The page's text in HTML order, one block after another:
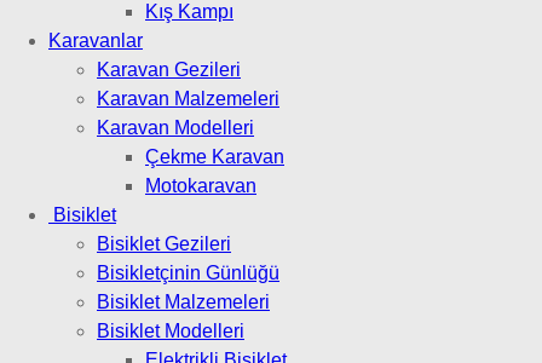
Kış Kampı
Karavanlar
Karavan Gezileri
Karavan Malzemeleri
Karavan Modelleri
Çekme Karavan
Motokaravan
Bisiklet
Bisiklet Gezileri
Bisikletçinin Günlüğü
Bisiklet Malzemeleri
Bisiklet Modelleri